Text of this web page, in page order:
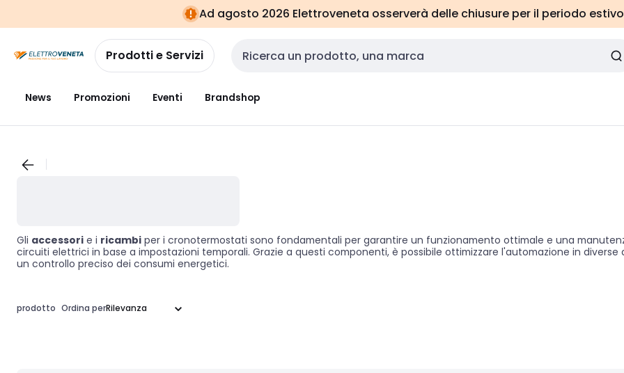
navigazionealla
pagina
Ad agosto 2026 Elettroveneta osserverà delle chiusure per il periodo
Prodotti e Servizi Cerca input
News Promozioni Eventi Brandshop
Gli accessori e i ricambi per i cronotermostati sono fondamentali per garantire un funzionamento ottimale e una
circuiti elettrici in base a impostazioni temporali. Grazie a questi componenti, è possibile ottimizzare l'automazione in
un controllo preciso dei consumi energetici.
prodotto Ordina per